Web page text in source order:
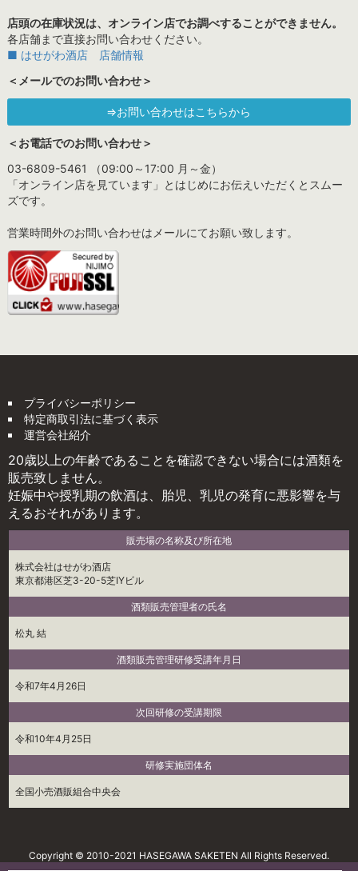
店頭の在庫状況は、オンライン店でお調べすることができません。
各店舗まで直接お問い合わせください。
■ はせがわ酒店 店舗情報
＜メールでのお問い合わせ＞
⇒お問い合わせはこちらから
＜お電話でのお問い合わせ＞
03-6809-5461 （09:00～17:00 月～金）
「オンライン店を見ています」とはじめにお伝えいただくとスムー
ズです。
営業時間外のお問い合わせはメールにてお願い致します。
プライバシーポリシー
特定商取引法に基づく表示
運営会社紹介
20歳以上の年齢であることを確認できない場合には酒類を
販売致しません。
妊娠中や授乳期の飲酒は、胎児、乳児の発育に悪影響を与
えるおそれがあります。
販売場の名称及び所在地
株式会社はせがわ酒店
東京都港区芝3-20-5芝IYビル
酒類販売管理者の氏名
松丸 結
酒類販売管理研修受講年月日
令和7年4月26日
次回研修の受講期限
令和10年4月25日
研修実施団体名
全国小売酒販組合中央会
Copyright © 2010-2021 HASEGAWA SAKETEN All Rights Reserved.